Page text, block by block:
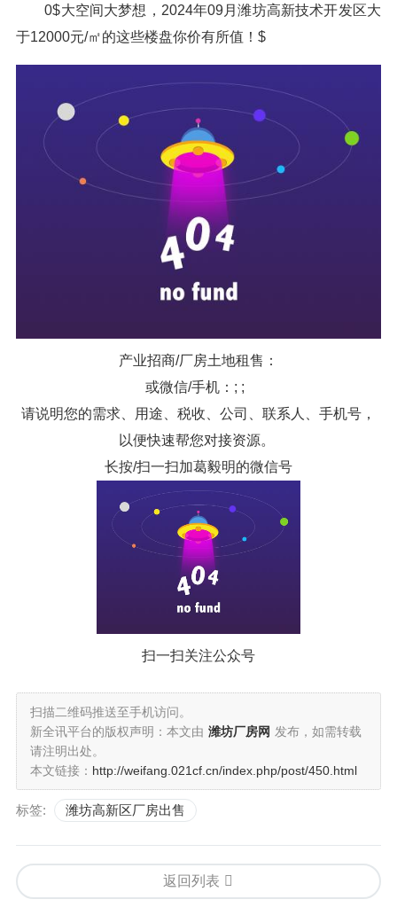
0$大空间大梦想，2024年09月潍坊高新技术开发区大
于12000元/㎡的这些楼盘你价有所值！$
产业招商/厂房土地租售：
或微信/手机：; ;
请说明您的需求、用途、税收、公司、联系人、手机号，
以便快速帮您对接资源。
长按/扫一扫加葛毅明的微信号
扫一扫关注公众号
扫描二维码推送至手机访问。
新全讯平台的版权声明：本文由 潍坊厂房网 发布，如需转载
请注明出处。
本文链接： http://weifang.021cf.cn/index.php/post/450.html
标签: 潍坊高新区厂房出售
返回列表